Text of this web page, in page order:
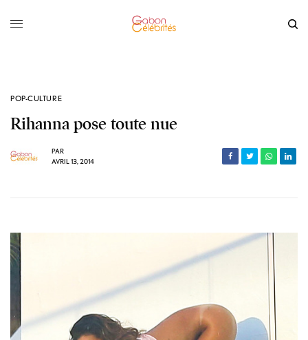
POP-CULTURE
Rihanna pose toute nue
PAR
AVRIL 13, 2014